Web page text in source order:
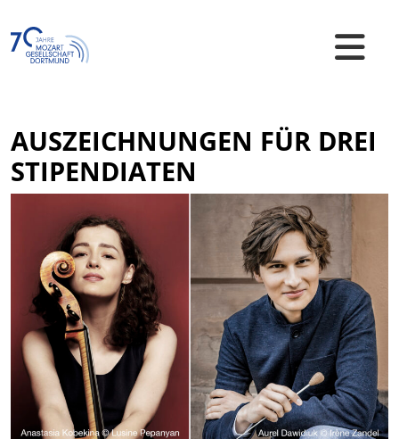
to
content
AUSZEICHNUNGEN FÜR DREI
STIPENDIATEN